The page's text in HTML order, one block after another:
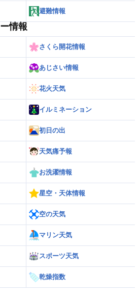
避難情報
情報
さくら開花情報
あじさい情報
花火天気
イルミネーション
初日の出
天気痛予報
お洗濯情報
星空・天体情報
空の天気
マリン天気
スポーツ天気
乾燥指数